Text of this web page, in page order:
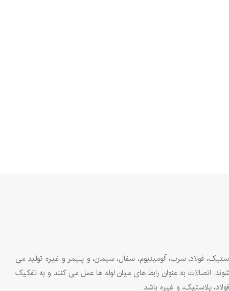
فولاد، سرب، آلومینیوم، سفال، سیمان، و پلیمر و غیره تولید می
اتصالات به عنوان رابط‌ های میان لوله‌ ها عمل می ‌کنند و به تفکیک
پلاستیک، و غیره باشد.